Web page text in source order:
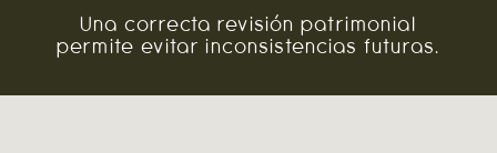
Una correcta revisión patrimonial
permite evitar inconsistencias futuras.